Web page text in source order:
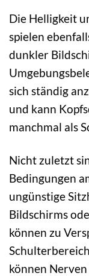
Die Helligkeit
spielen
dunkler
sich ständig
und kann
manchmal als
Nicht zuletzt
Bedingungen
ungünstige
Bildschirms
können zu
können